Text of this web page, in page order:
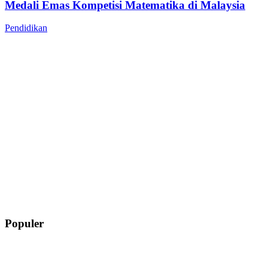
Medali Emas Kompetisi Matematika di Malaysia
Pendidikan
Populer